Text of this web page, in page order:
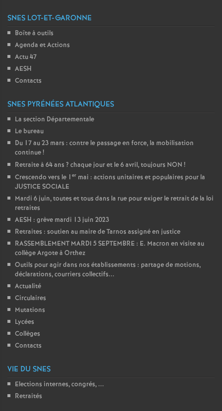
SNES LOT-ET-GARONNE
Boîte à outils
Agenda et Actions
Actu 47
AESH
Contacts
SNES PYRÉNÉES ATLANTIQUES
La section Départementale
Le bureau
Du 17 au 23 mars : contre le passage en force, la mobilisation
continue!
Retraite à 64 ans ? chaque jour et le 6 avril, toujours NON !
Crescendo vers le 1 er mai : actions unitaires et populaires pour la
JUSTICE SOCIALE
Mardi 6 juin, toutes et tous dans la rue pour exiger le retrait de la loi
retraites
AESH : grève mardi 13 juin 2023
Retraites : soutien au maire de Tarnos assigné en justice
RASSEMBLEMENT MARDI 5 SEPTEMBRE : E. Macron en visite au
collège Argote à Orthez
Outils pour agir dans nos établissements : partage de motions,
déclarations, courriers collectifs...
Actualité
Circulaires
Mutations
Lycées
Collèges
Contacts
VIE DU SNES
Elections internes, congrés, ...
Retraités